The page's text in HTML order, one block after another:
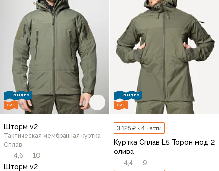
ВИДЕО
ХИТ
Шторм v2
Тактическая мембранная куртка
Сплав
4,6
10
Шторм v2
ВИДЕО
ХИТ
3 125 ₽ × 4 части
Куртка Сплав L5 Торон мод 2
олива
4,4
9